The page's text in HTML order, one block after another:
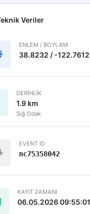
Veriler
ENLEM / BOYLAM
38.8232 / -122.7612
DERINLIK
1.9 km
Sığ Odak
EVENT ID
nc75358042
KAYIT ZAMANI
06.05.2026 09:55:01